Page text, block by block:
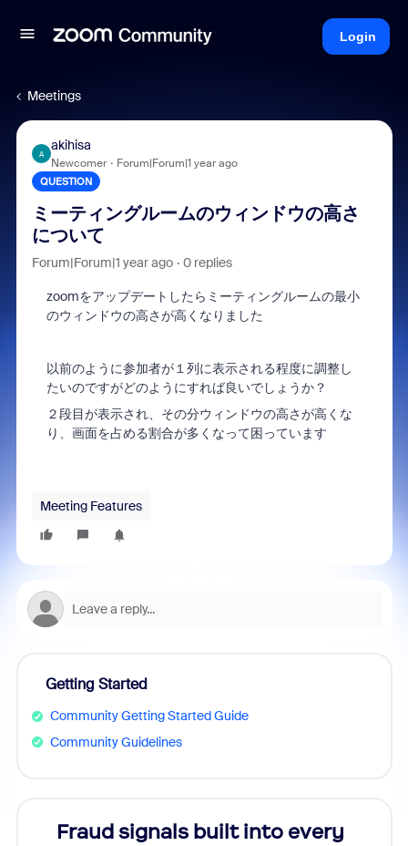
Login
Meetings
A
akihisa
Newcomer Forum|Forum|1 year ago
QUESTION
ミーティングルームのウィンドウの高さ
について
Forum|Forum|1 year ago 0 replies
zoomをアップデートしたらミーティングルームの最小
のウィンドウの高さが高くなりました
以前のように参加者が１列に表示される程度に調整し
たいのですがどのようにすれば良いでしょうか？
２段目が表示され、その分ウィンドウの高さが高くな
り、画面を占める割合が多くなって困っています
Meeting Features
Getting Started
Community Getting Started Guide
Community Guidelines
Fraud signals built into every